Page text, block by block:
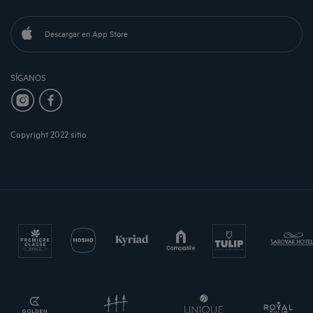
Descargar en App Store
SÍGANOS
Copyright 2022 sitio